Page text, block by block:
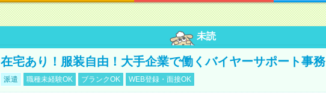
未読
在宅あり！服装自由！大手企業で働くバイヤーサポート事務
派遣 職種未経験OK ブランクOK WEB登録・面接OK